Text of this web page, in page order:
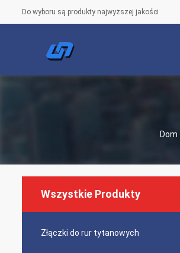
Do wyboru są produkty najwyższej jakości
Dom
Wszystkie Produkty
Złączki do rur tytanowych